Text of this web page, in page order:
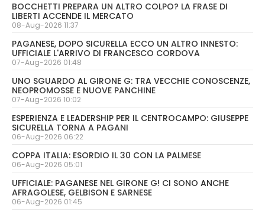
BOCCHETTI PREPARA UN ALTRO COLPO? LA FRASE DI
LIBERTI ACCENDE IL MERCATO
08-Aug-2026 11:37
PAGANESE, DOPO SICURELLA ECCO UN ALTRO INNESTO:
UFFICIALE L'ARRIVO DI FRANCESCO CORDOVA
07-Aug-2026 01:48
UNO SGUARDO AL GIRONE G: TRA VECCHIE CONOSCENZE,
NEOPROMOSSE E NUOVE PANCHINE
07-Aug-2026 10:02
ESPERIENZA E LEADERSHIP PER IL CENTROCAMPO: GIUSEPPE
SICURELLA TORNA A PAGANI
06-Aug-2026 06:22
COPPA ITALIA: ESORDIO IL 30 CON LA PALMESE
06-Aug-2026 05:01
UFFICIALE: PAGANESE NEL GIRONE G! CI SONO ANCHE
AFRAGOLESE, GELBISON E SARNESE
06-Aug-2026 01:45